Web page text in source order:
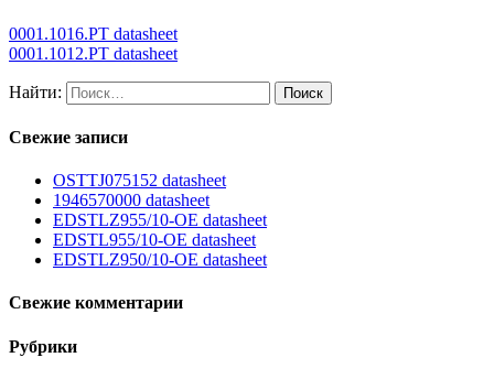
0001.1016.PT datasheet
0001.1012.PT datasheet
Найти:
Свежие записи
OSTTJ075152 datasheet
1946570000 datasheet
EDSTLZ955/10-OE datasheet
EDSTL955/10-OE datasheet
EDSTLZ950/10-OE datasheet
Свежие комментарии
Рубрики